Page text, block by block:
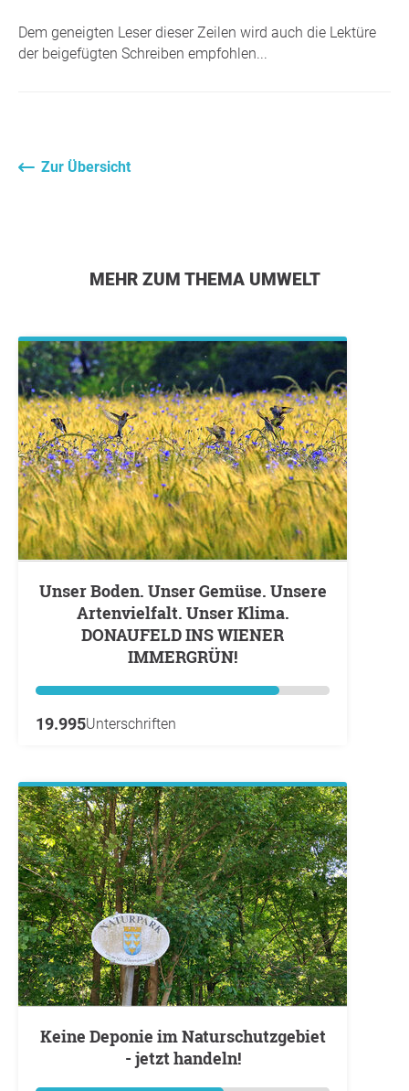
Dem geneigten Leser dieser Zeilen wird auch die Lektüre
der beigefügten Schreiben empfohlen...
Zur Übersicht
MEHR ZUM THEMA UMWELT
Unser Boden. Unser Gemüse. Unsere
Artenvielfalt. Unser Klima.
DONAUFELD INS WIENER
IMMERGRÜN!
19.995Unterschriften
Keine Deponie im Naturschutzgebiet
- jetzt handeln!